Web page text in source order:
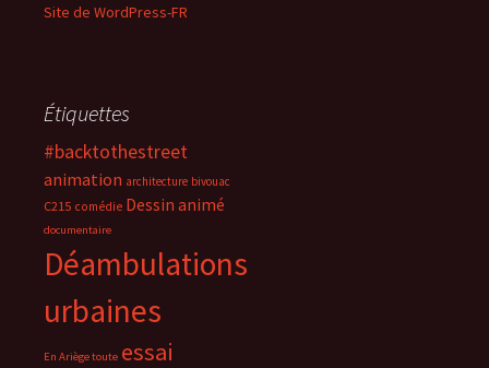
Site de WordPress-FR
Étiquettes
#backtothestreet
animation architecture bivouac
C215 comédie Dessin animé
documentaire
Déambulations
urbaines
En Ariège toute essai